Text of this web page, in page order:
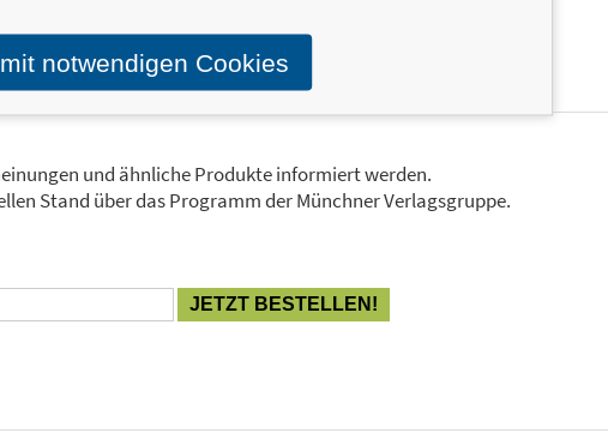
und ähnliche Produkte informiert werden.
Stand über das Programm der Münchner Verlagsgruppe.
notwendigen Cookies